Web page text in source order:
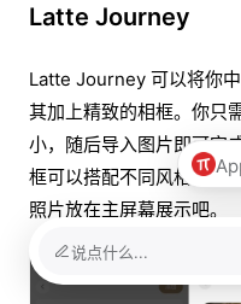
Latte Journey
Latte Journey 可以将你
其加上精致的相框。你只
小，随后导入图片即可完
框可以搭配不同风格的照
照片放在主屏幕展示吧。
说点什么...